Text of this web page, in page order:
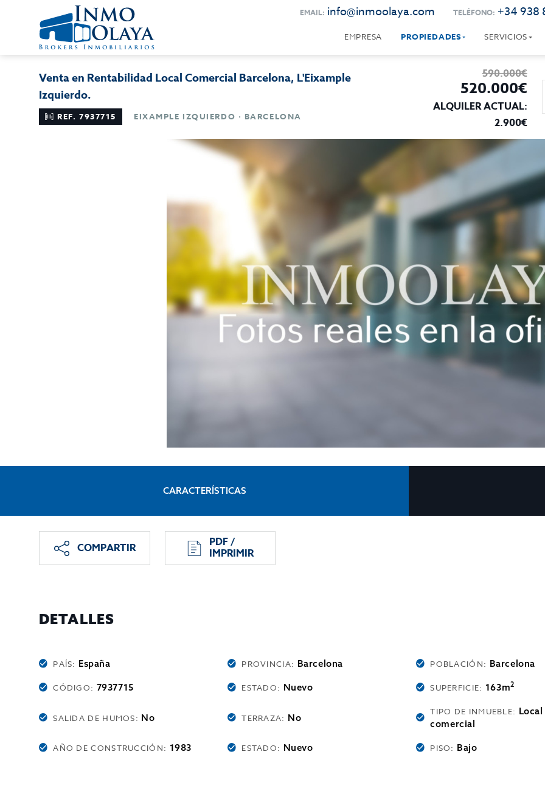
EMAIL: info@inmoolaya.com TELÉFONO: +34 938
EMPRESA PROPIEDADES SERVICIOS
Venta en Rentabilidad Local Comercial Barcelona, L'Eixample
Izquierdo.
REF. 7937715 EIXAMPLE IZQUIERDO · BARCELONA
590.000€
520.000€
ALQUILER ACTUAL:
2.900€
CARACTERÍSTICAS
COMPARTIR PDF /
IMPRIMIR
DETALLES
PAÍS: España PROVINCIA: Barcelona POBLACIÓN: Barcelona
CÓDIGO: 7937715 ESTADO: Nuevo SUPERFICIE: 163m2
SALIDA DE HUMOS: No TERRAZA: No
TIPO DE INMUEBLE: Local
comercial
AÑO DE CONSTRUCCIÓN: 1983 ESTADO: Nuevo PISO: Bajo